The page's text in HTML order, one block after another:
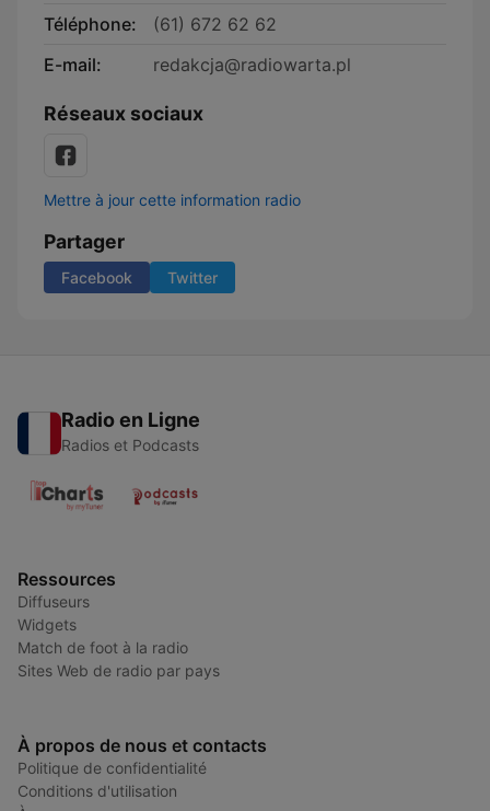
Téléphone:
(61) 672 62 62
E-mail:
redakcja@radiowarta.pl
Réseaux sociaux
Mettre à jour cette information radio
Partager
Facebook Twitter
Radio en Ligne
Radios et Podcasts
Ressources
Diffuseurs
Widgets
Match de foot à la radio
Sites Web de radio par pays
À propos de nous et contacts
Politique de confidentialité
Conditions d'utilisation